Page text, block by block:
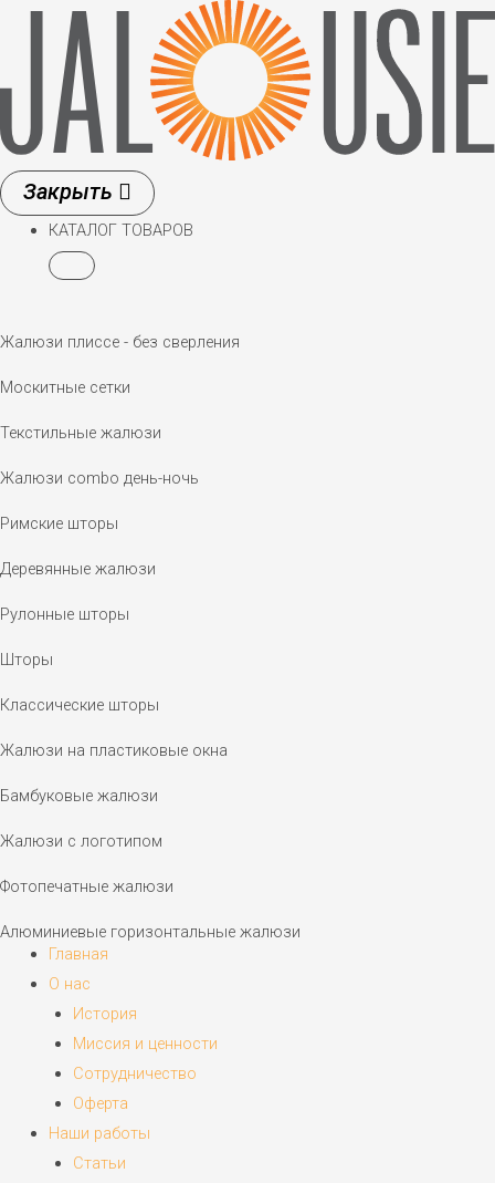
Перейти
содержимому
КАТАЛОГ ТОВАРОВ
Жалюзи плиссе - без сверления
Москитные сетки
Текстильные жалюзи
Жалюзи combo день-ночь
Римские шторы
Деревянные жалюзи
Рулонные шторы
Шторы
Классические шторы
Жалюзи на пластиковые окна
Бамбуковые жалюзи
Жалюзи с логотипом
Фотопечатные жалюзи
Алюминиевые горизонтальные жалюзи
Главная
О нас
История
Миссия и ценности
Сотрудничество
Оферта
Наши работы
Статьи